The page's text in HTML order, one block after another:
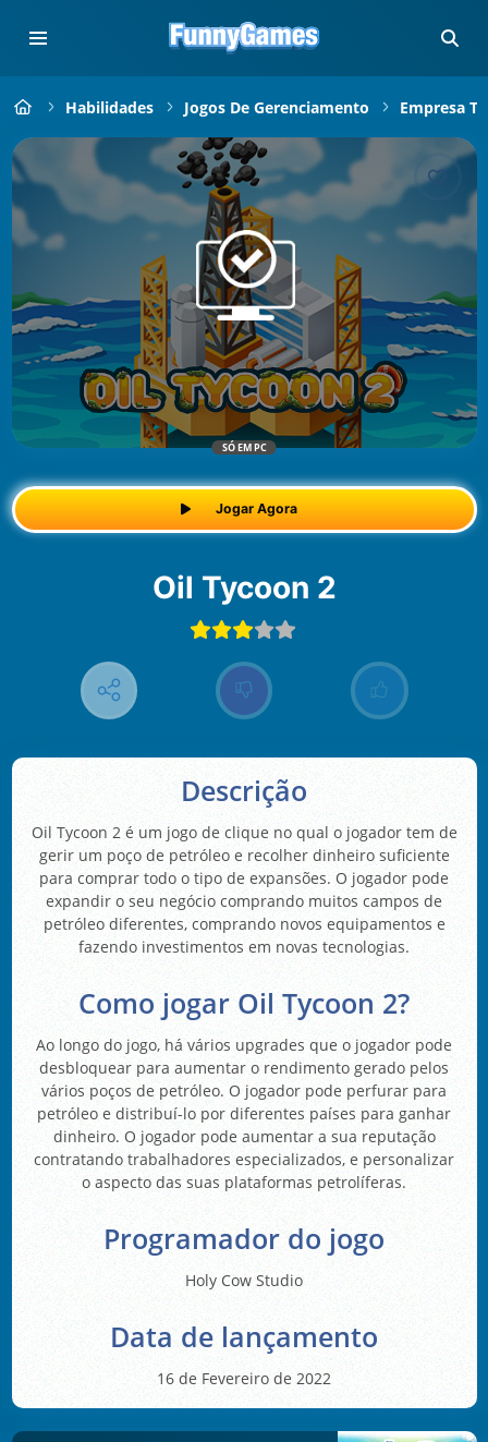
Habilidades Jogos De Gerenciamento Empresa
SÓ EM PC
Jogar Agora
Oil Tycoon 2
Descrição
Oil Tycoon 2 é um jogo de clique no qual o jogador tem de
gerir um poço de petróleo e recolher dinheiro suficiente
para comprar todo o tipo de expansões. O jogador pode
expandir o seu negócio comprando muitos campos de
petróleo diferentes, comprando novos equipamentos e
fazendo investimentos em novas tecnologias.
Como jogar Oil Tycoon 2?
Ao longo do jogo, há vários upgrades que o jogador pode
desbloquear para aumentar o rendimento gerado pelos
vários poços de petróleo. O jogador pode perfurar para
petróleo e distribuí-lo por diferentes países para ganhar
dinheiro. O jogador pode aumentar a sua reputação
contratando trabalhadores especializados, e personalizar
o aspecto das suas plataformas petrolíferas.
Programador do jogo
Holy Cow Studio
Data de lançamento
16 de Fevereiro de 2022